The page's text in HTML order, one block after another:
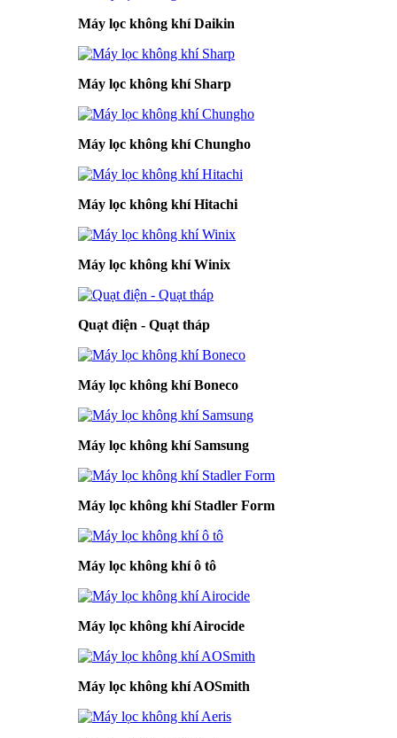
Máy lọc không khí Daikin
Máy lọc không khí Sharp
Máy lọc không khí Chungho
Máy lọc không khí Hitachi
Máy lọc không khí Winix
Quạt điện - Quạt tháp
Máy lọc không khí Boneco
Máy lọc không khí Samsung
Máy lọc không khí Stadler Form
Máy lọc không khí ô tô
Máy lọc không khí Airocide
Máy lọc không khí AOSmith